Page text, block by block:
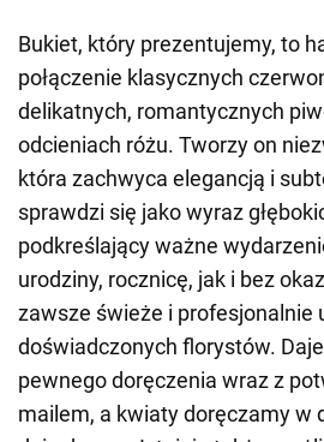
Bukiet, który prezentujemy, to
połączenie klasycznych
delikatnych, romantycznych
odcieniach różu. Tworzy on
która zachwyca elegancją i
sprawdzi się jako wyraz
podkreślający ważne
urodziny, rocznicę, jak i bez
zawsze świeże i profesjonalnie
doświadczonych florystów.
pewnego doręczenia wraz z
mailem, a kwiaty doręczamy w